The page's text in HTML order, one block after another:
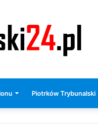
Piotrków Trybunalski